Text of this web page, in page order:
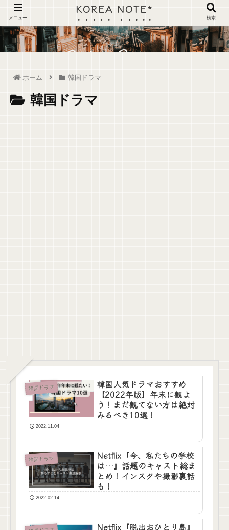
ホーム 韓国ドラマ
韓国ドラマ
韓国ドラマ
韓国人気ドラマおすすめ
【2022年版】年末に観よ
う！まだ観てない方は絶対
みるべき10選！
2022.11.04
韓国ドラマ
Netflix『今、私たちの学校
は…』話題のキャスト総ま
とめ！インスタや撮影裏話
も！
2022.02.14
Netflix『脱出おひとり島』
メニュー
KOREA NOTE*
検索